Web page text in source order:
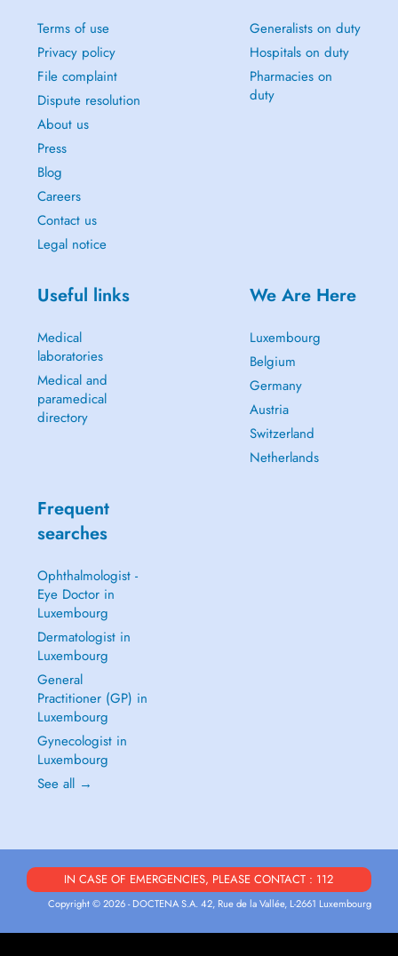
Terms of use
Privacy policy
File complaint
Dispute resolution
About us
Press
Blog
Careers
Contact us
Legal notice
Generalists on duty
Hospitals on duty
Pharmacies on
duty
Useful links
Medical
laboratories
Medical and
paramedical
directory
We Are Here
Luxembourg
Belgium
Germany
Austria
Switzerland
Netherlands
Frequent
searches
Ophthalmologist -
Eye Doctor in
Luxembourg
Dermatologist in
Luxembourg
General
Practitioner (GP) in
Luxembourg
Gynecologist in
Luxembourg
See all →
IN CASE OF EMERGENCIES, PLEASE CONTACT : 112
Copyright © 2026 - DOCTENA S.A. 42, Rue de la Vallée, L-2661 Luxembourg